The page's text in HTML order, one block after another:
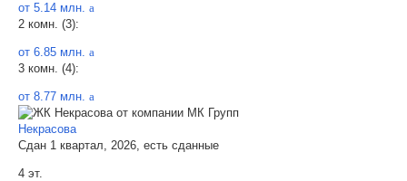
от 5.14 млн. a
2 комн. (3):
от 6.85 млн. a
3 комн. (4):
от 8.77 млн. a
Некрасова
Сдан 1 квартал, 2026, есть сданные
4 эт.